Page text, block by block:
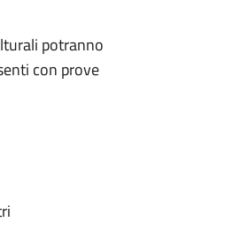
potranno
con prove